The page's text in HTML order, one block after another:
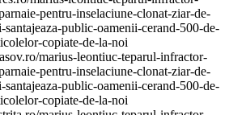
pentru-inselaciune-clonat-ziar-de-
public-oamenii-cerand-500-de-
copiate-de-la-noi
marius-leontiuc-teparul-infractor-
pentru-inselaciune-clonat-ziar-de-
public-oamenii-cerand-500-de-
copiate-de-la-noi